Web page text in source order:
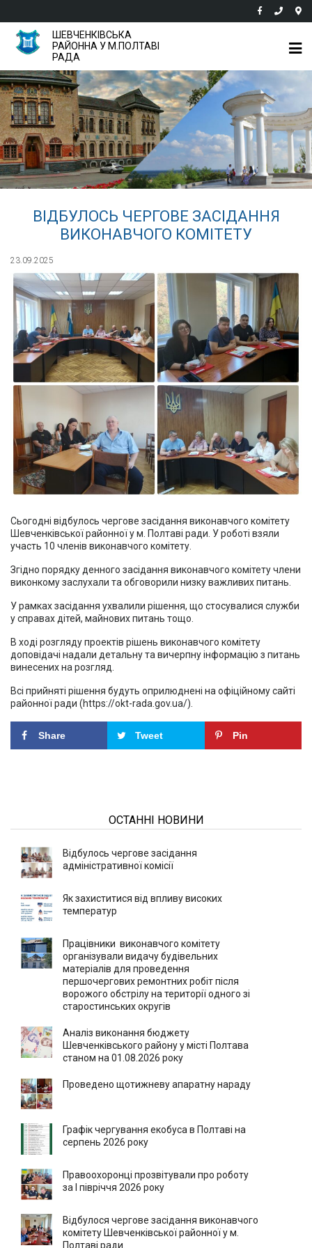
ШЕВЧЕНКІВСЬКА
РАЙОННА У М.ПОЛТАВІ
РАДА
ВІДБУЛОСЬ ЧЕРГОВЕ ЗАСІДАННЯ
ВИКОНАВЧОГО КОМІТЕТУ
23.09.2025
Сьогодні відбулось чергове засідання виконавчого комітету
Шевченківської районної у м. Полтаві ради. У роботі взяли
участь 10 членів виконавчого комітету.
Згідно порядку денного засідання виконавчого комітету члени
виконкому заслухали та обговорили низку важливих питань.
У рамках засідання ухвалили рішення, що стосувалися служби
у справах дітей, майнових питань тощо.
В ході розгляду проектів рішень виконавчого комітету
доповідачі надали детальну та вичерпну інформацію з питань
винесених на розгляд.
Всі прийняті рішення будуть оприлюднені на офіційному сайті
районної ради (https://okt-rada.gov.ua/).
Share Tweet Pin
ОСТАННІ НОВИНИ
Відбулось чергове засідання
адміністративної комісії
Як захиститися від впливу високих
температур
Працівники виконавчого комітету
організували видачу будівельних
матеріалів для проведення
першочергових ремонтних робіт після
ворожого обстрілу на території одного зі
старостинських округів
Аналіз виконання бюджету
Шевченківського району у місті Полтава
станом на 01.08.2026 року
Проведено щотижневу апаратну нараду
Графік чергування екобуса в Полтаві на
серпень 2026 року
Правоохоронці прозвітували про роботу
за І півріччя 2026 року
Відбулося чергове засідання виконавчого
комітету Шевченківської районної у м.
Полтаві ради.